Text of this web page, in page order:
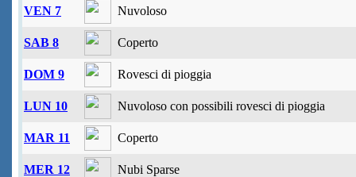
VEN 7
Nuvoloso
SAB 8 Coperto
DOM 9 Rovesci di pioggia
LUN 10 Nuvoloso con possibili rovesci di pioggia
MAR 11 Coperto
MER 12 Nubi Sparse